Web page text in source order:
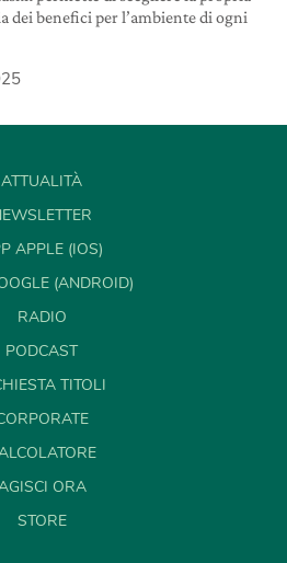
dei benefici per l’ambiente di ogni
ATTUALITÀ
APPLE (IOS)
(ANDROID)
RADIO
PODCAST
TITOLI
ORA
STORE